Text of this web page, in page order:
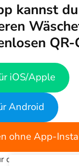
kannst
QR-
iOS/Apple
Android
ohne App-
die